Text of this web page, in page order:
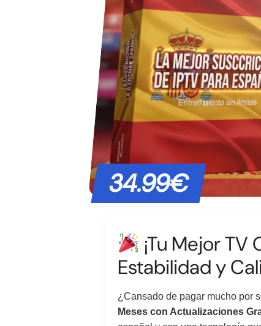
34.99€
¡Tu Mejor TV
Estabilidad y
¿Cansado de pagar mucho por
Meses con Actualizaciones